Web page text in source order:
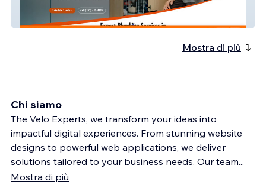
Great Plumbing Service
Mostra di più
Chi siamo
The Velo Experts, we transform your ideas into
impactful digital experiences. From stunning website
designs to powerful web applications, we deliver
solutions tailored to your business needs. Our team...
Mostra di più